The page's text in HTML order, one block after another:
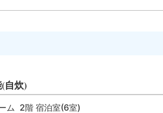
自炊)
ム 2階 宿泊室(6室)